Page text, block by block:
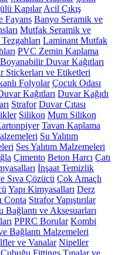
Kapılar Acil Çıkış
Fayans Banyo Seramik ve
Mutfak Seramik ve
Laminant Mutfak
PVC Zemin Kaplama
Boyanabilir Duvar Kağıtları
Stickerları ve Etiketleri
Folyolar Çocuk Odası
Kağıtları Duvar Kağıdı
Strafor Duvar Çıtası
Silikon Mum Silikon
Tavan Kaplama
Su Yalıtım
Ses Yalıtım Malzemeleri
Çimento Beton Harcı Çatı
İnşaat Temizlik
Sıva Çözücü Çok Amaçlı
Yapı Kimyasalları Derz
Conta Strafor Yapıştırılar
Bağlantı ve Aksesuarları
PPRC Borular Kombi
Bağlantı Malzemeleri
ve Vanalar Nipeller
Fittings Tıpalar ve